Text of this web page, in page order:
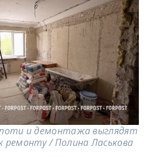
и демонтажа выглядят
ремонту / Полина Ласькова